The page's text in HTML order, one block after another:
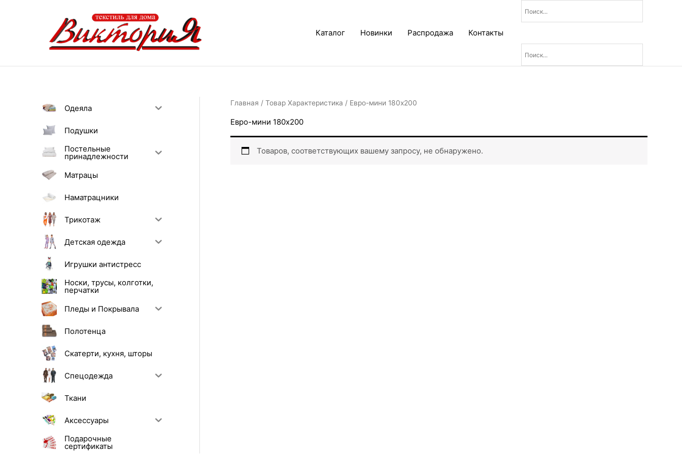
Каталог Новинки Распродажа Контакты
Одеяла
Подушки
Постельные
принадлежности
Матрацы
Наматрацники
Трикотаж
Детская одежда
Игрушки антистресс
Носки, трусы, колготки,
перчатки
Пледы и Покрывала
Полотенца
Скатерти, кухня, шторы
Спецодежда
Ткани
Аксессуары
Подарочные
сертификаты
Главная / Товар Характеристика / Евро-мини 180х200
Евро-мини 180х200
Товаров, соответствующих вашему запросу, не обнаружено.